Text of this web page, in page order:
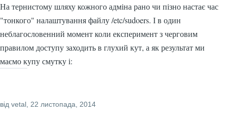
На тернистому шляху кожного адміна рано чи пізно настає час
"тонкого" налаштування файлу /etc/sudoers. І в один
неблагословенний момент коли експеримент з черговим
правилом доступу заходить в глухий кут, а як результат ми
маємо купу смутку і:
від vetal , 22 листопада, 2014